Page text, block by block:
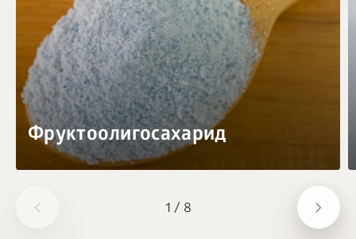
1 / 8
Фруктоолигосахарид